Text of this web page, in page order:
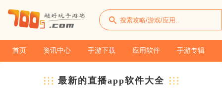
首页 资讯中心 手游下载 应用软件 手游专辑
最新的直播app软件大全